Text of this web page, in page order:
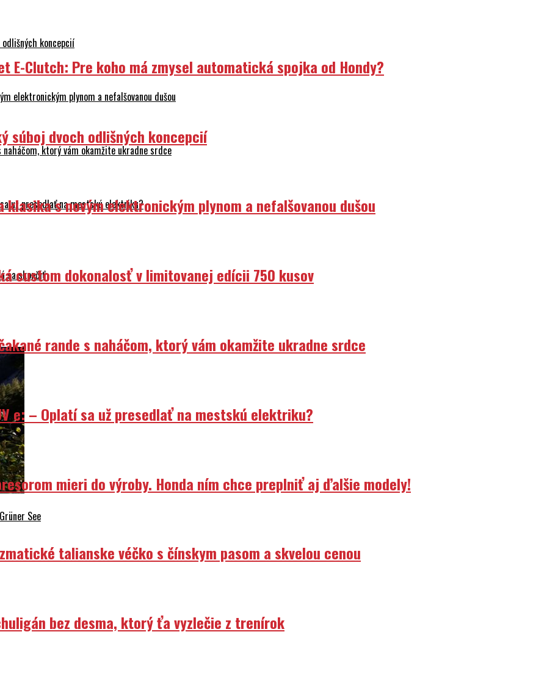
koncepcií
elektronickým plynom a nefalšovanou dušou
ktorý vám okamžite ukradne srdce
sa už presedlať na mestskú elektriku?
sa skončiť
See
E-Clutch: Pre koho má zmysel automatická spojka od Hondy?
súboj dvoch odlišných koncepcií
klasika s novým elektronickým plynom a nefalšovanou dušou
custom dokonalosť v limitovanej edícii 750 kusov
rande s naháčom, ktorý vám okamžite ukradne srdce
e: – Oplatí sa už presedlať na mestskú elektriku?
mieri do výroby. Honda ním chce preplniť aj ďalšie modely!
talianske véčko s čínskym pasom a skvelou cenou
bez desma, ktorý ťa vyzlečie z trenírok